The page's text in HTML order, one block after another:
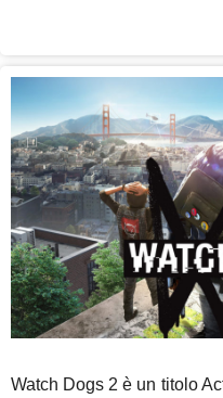
Watch Dogs 2 è un titolo